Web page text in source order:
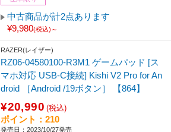
中古商品が計2点あります
¥9,980(税込)～
RAZER(レイザー)
RZ06-04580100-R3M1 ゲームパッド [ス
マホ対応 USB-C接続] Kishi V2 Pro for An
droid ［Android /19ボタン］ 【864】
¥20,990 (税込)
ポイント：210
発売日：2023/10/27発売